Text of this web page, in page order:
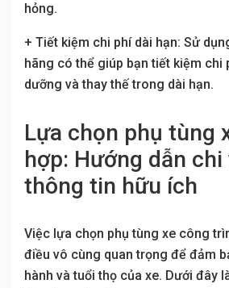
hỏng.
+ Tiết kiệm chi phí dài hạn: Sử
hãng có thể giúp bạn tiết kiệm chi
dưỡng và thay thế trong dài hạn.
Lựa chọn phụ tùng
hợp: Hướng dẫn
thông tin hữu ích
Việc lựa chọn phụ tùng xe công
điều vô cùng quan trọng để đảm
hành và tuổi thọ của xe. Dưới đây